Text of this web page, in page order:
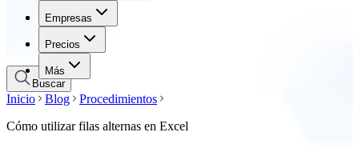
Empresas
Precios
Más
Empresas
Precios
Buscar
Inicio Blog
Procedimientos
Cómo utilizar filas alternas en Excel